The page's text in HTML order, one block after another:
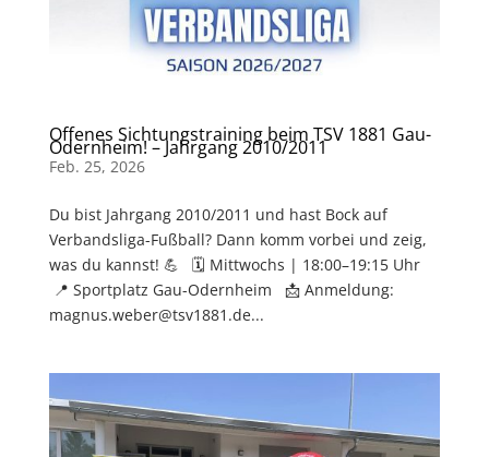
Offenes Sichtungstraining beim TSV 1881 Gau-
Odernheim! – Jahrgang 2010/2011
Feb. 25, 2026
Du bist Jahrgang 2010/2011 und hast Bock auf
Verbandsliga-Fußball? Dann komm vorbei und zeig,
was du kannst! 💪 🗓 Mittwochs | 18:00–19:15 Uhr
📍 Sportplatz Gau-Odernheim 📩 Anmeldung:
magnus.weber@tsv1881.de...